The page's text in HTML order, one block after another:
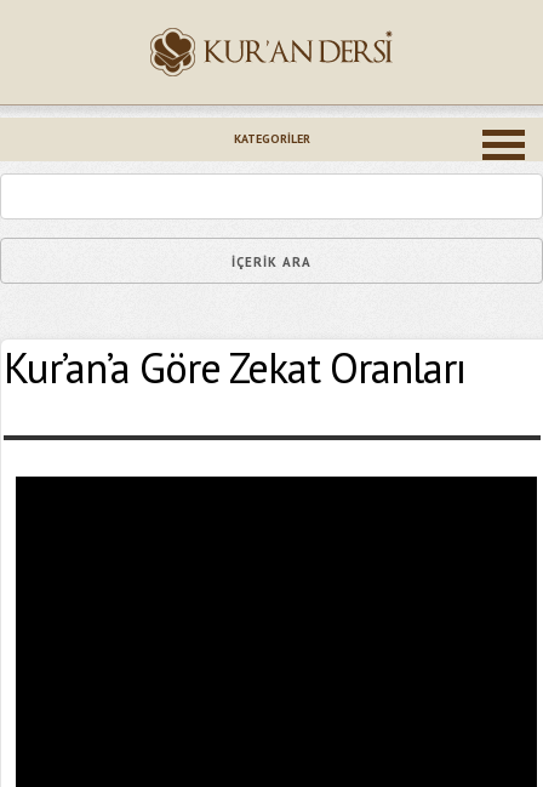
KATEGORILER
Kur’an’a Göre Zekat Oranları
Epostanız (*)
Yaşadığınız Hatanın Ayrıntıları